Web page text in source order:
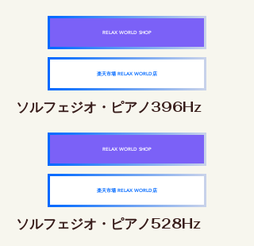
RELAX WORLD SHOP
楽天市場 RELAX WORLD店
ソルフェジオ・ピアノ396Hz
RELAX WORLD SHOP
楽天市場 RELAX WORLD店
ソルフェジオ・ピアノ528Hz